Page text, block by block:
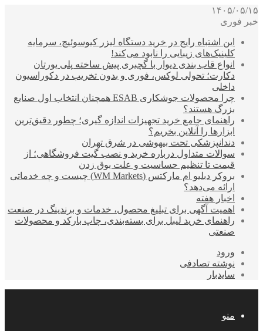
۱۴۰۵/۰۵/۱۵
خبر فوری
این اشتباه رایج در خرید دستگاه لیزر کیوسوئیچ، سرمایه
کلینیک‌های زیبایی را نابود می‌کند!
انواع قاب بندی دیوار با گچبری پیش ساخته پلی یورتان
دکارت؛ تحولی لوکس، فوری و بدون تخریب در دکوراسیون
داخلی
چرا محصولات جوشکاری ESAB همچنان انتخاب اول صنایع
بزرگ هستند؟
راهنمای جامع خرید تجهیزات اندازه گیری؛ چطور دقیق‌ترین
ابزارها را آنلاین بخریم؟
دندانپزشکی تحت بیهوشی در شرق تهران
سوالات متداول درباره خرید و نصب گیت فروشگاهی؛ از
قیمت تا تنظیم حساسیت و علت بوق زدن
بروکر دبلیو ام مارکتس (WM Markets) چیست و چه خدماتی
ارائه می‌دهد؟
اخبار هفته
اهمیت آگهی برای تبلیغ محصول، خدمات و برندینگ در صنعت
راهنمای خرید لیبل برای بسته‌بندی، چاپ بارکد و محصولات
صنعتی
ورود
نوشته تصادفی
سایدبار
منو